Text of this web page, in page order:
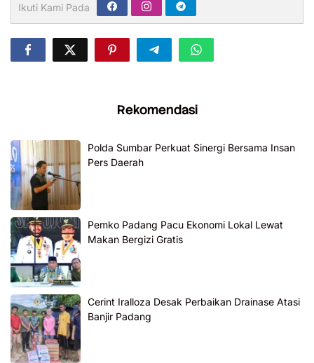
Ikuti Kami Pada
Rekomendasi
Polda Sumbar Perkuat Sinergi Bersama Insan
Pers Daerah
Pemko Padang Pacu Ekonomi Lokal Lewat
Makan Bergizi Gratis
Cerint Iralloza Desak Perbaikan Drainase Atasi
Banjir Padang